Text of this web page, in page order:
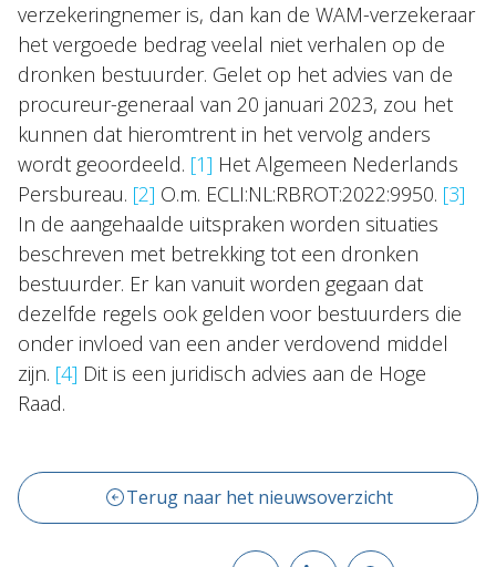
verzekeringnemer is, dan kan de WAM-verzekeraar
het vergoede bedrag veelal niet verhalen op de
dronken bestuurder. Gelet op het advies van de
procureur-generaal van 20 januari 2023, zou het
kunnen dat hieromtrent in het vervolg anders
wordt geoordeeld. [1] Het Algemeen Nederlands
Persbureau. [2] O.m. ECLI:NL:RBROT:2022:9950. [3]
In de aangehaalde uitspraken worden situaties
beschreven met betrekking tot een dronken
bestuurder. Er kan vanuit worden gegaan dat
dezelfde regels ook gelden voor bestuurders die
onder invloed van een ander verdovend middel
zijn. [4] Dit is een juridisch advies aan de Hoge
Raad.
Terug naar het nieuwsoverzicht